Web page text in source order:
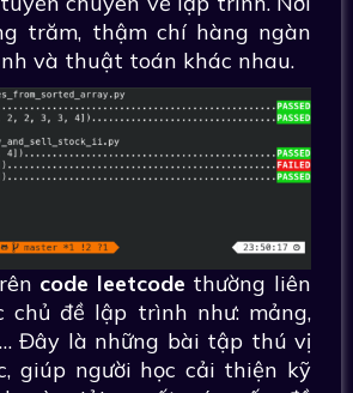
trăm, thậm chí hàng ngàn
và thuật toán khác nhau.
code leetcode thường liên
chủ đề lập trình như: mảng,
Đây là những bài tập thú vị
giúp người học cải thiện kỹ